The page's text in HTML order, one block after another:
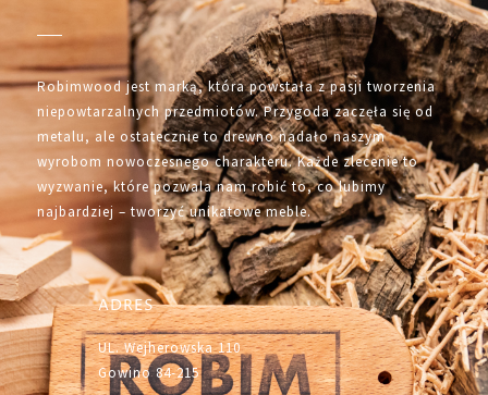
Robimwood jest marką, która powstała z pasji tworzenia
niepowtarzalnych przedmiotów. Przygoda zaczęła się od
metalu, ale ostatecznie to drewno nadało naszym
wyrobom nowoczesnego charakteru. Każde zlecenie to
wyzwanie, które pozwala nam robić to, co lubimy
najbardziej – tworzyć unikatowe meble.
ADRES
UL. Wejherowska 110
Gowino 84-215